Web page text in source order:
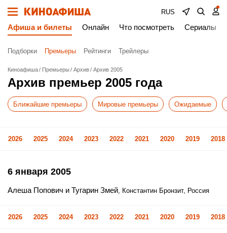
RUS
Афиша и билеты Онлайн Что посмотреть Сериалы
Подборки Премьеры Рейтинги Трейлеры
Киноафиша Премьеры Архив Архив 2005
Архив премьер 2005 года
Ближайшие премьеры Мировые премьеры Ожидаемые
2026 2025 2024 2023 2022 2021 2020 2019 2018
6 января 2005
Алеша Попович и Тугарин Змей, Константин Бронзит, Россия
2026 2025 2024 2023 2022 2021 2020 2019 2018